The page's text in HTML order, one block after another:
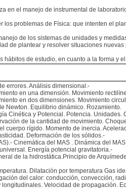
en el manejo de instrumental de
los problemas de Física: que intenten el
de los sistemas de unidades y
de plantear y resolver situaciones
hábitos de estudio, en cuanto a la forma y
errores. Análisis dimensional.-
en una dimensión. Movimiento
en dos dimensiones. Movimiento
Newton. Equilibrio dinámico. Rozamiento.
Cinética y Potencial. Potencia. Unidades.
de la cantidad de movimiento.
cuerpo rígido. Momento de inercia.
Deformación de los sólidos.-
Cinemática del MAS . Dinámica del
Energía potencial gravitatoria.-
de la hidrostática.Principio de
Dilatación por temperatura Gas
del calor: conducción, convección,
Velocidad de propagación.